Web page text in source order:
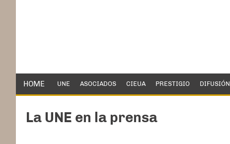
HOME UNE ASOCIADOS CIEUA PRESTIGIO DIFUSIÓN
La UNE en la prensa